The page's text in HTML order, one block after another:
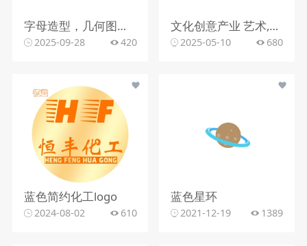
字母造型，几何图形，蓝色调
2025-09-28 420
文化创意产业 艺术,抽象,色彩 该logo设计以简洁而富有创意的方式呈现。图形部分由几个抽象的色块组成，蓝色、红色和橙色的渐变 色块相互交织，形成一种动感和流畅的视觉效果，仿佛是艺术创作中的笔触或流动的线条。整体造型简 洁明了，却又富有变化和层次感，展现出一种现代感和时尚感，给人留下深刻的印象。
2025-05-10 680
蓝色简约化工logo
2024-08-02 610
蓝色星环
2021-12-19 1389